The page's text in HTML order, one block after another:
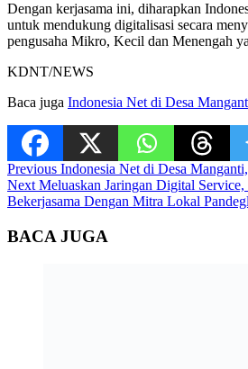
Dengan kerjasama ini, diharapkan
untuk mendukung digitalisasi secara
pengusaha Mikro, Kecil dan Menengah
KDNT/NEWS
Baca juga Indonesia Net di Desa
Continue
Reading
Previous Indonesia Net di Desa
Next Meluaskan Jaringan Digital
Bekerjasama Dengan Mitra Lokal
BACA JUGA